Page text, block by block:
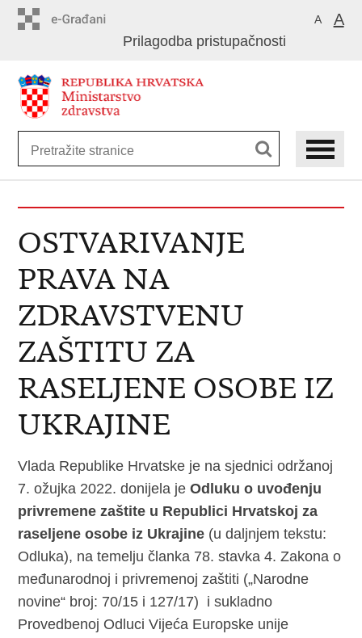
sadržaj
A A
Prilagodba pristupačnosti
OSTVARIVANJE
PRAVA NA
ZDRAVSTVENU
ZAŠTITU ZA
RASELJENE OSOBE IZ
UKRAJINE
Vlada Republike Hrvatske je na sjednici održanoj
7. ožujka 2022. donijela jeOdluku o uvođenju
privremene zaštite u Republici Hrvatskoj za
raseljene osobe iz Ukrajine (u daljnjem tekstu:
Odluka), na temelju članka 78. stavka 4. Zakona o
međunarodnoj i privremenoj zaštiti („Narodne
novine“ broj: 70/15 i 127/17) i sukladno
Provedbenoj Odluci Vijeća Europske unije